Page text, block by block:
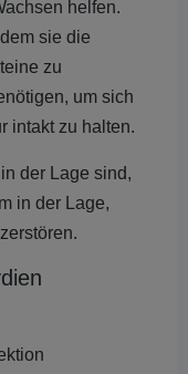
helfen.
sie die
zu
um sich
intakt zu halten.
der Lage sind,
in der Lage,